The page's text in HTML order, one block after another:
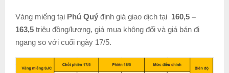
Vàng miếng tại Phú Quý định giá giao dịch tại 160,5 –
163,5 triệu đồng/lượng, giá mua không đổi và giá bán đi
ngang so với cuối ngày 17/5.